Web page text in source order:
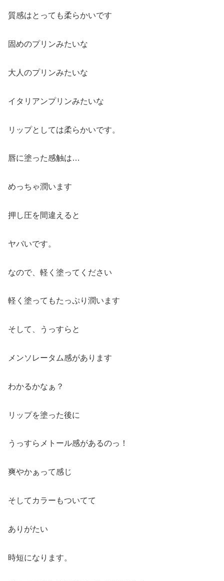
質感はとっても柔らかいです
固めのプリンみたいな
大人のプリンみたいな
イタリアンプリンみたいな
リップとしては柔らかいです。
唇に塗った感触は…
めっちゃ潤います
押し圧を間違えると
ヤバいです。
なので、軽く塗ってください
軽く塗ってもたっぷり潤います
そして、うっすらと
メンソレータム感があります
わかるかなぁ？
リップを塗った後に
うっすらメトール感があるのっ！
爽やかぁって感じ
そしてカラーもついてて
ありがたい
時短になります。